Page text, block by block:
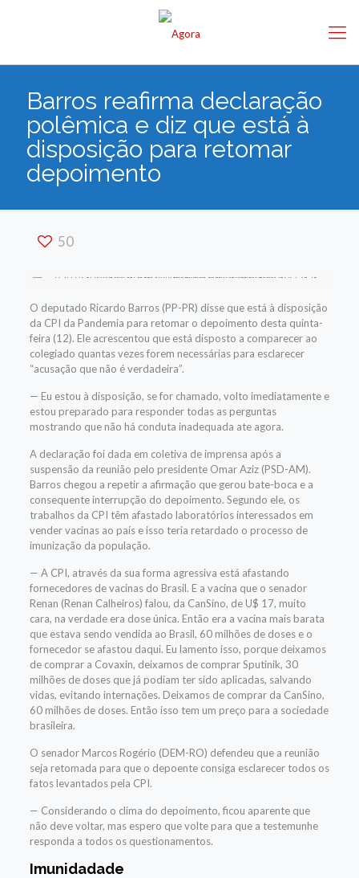
Barros reafirma declaração
polêmica e diz que está à
disposição para retomar
depoimento
50
O deputado Ricardo Barros (PP-PR) disse que está à disposição
da CPI da Pandemia para retomar o depoimento desta quinta-
feira (12). Ele acrescentou que está disposto a comparecer ao
colegiado quantas vezes forem necessárias para esclarecer
“acusação que não é verdadeira”.
— Eu estou à disposição, se for chamado, volto imediatamente e
estou preparado para responder todas as perguntas
mostrando que não há conduta inadequada ate agora.
A declaração foi dada em coletiva de imprensa após a
suspensão da reunião pelo presidente Omar Aziz (PSD-AM).
Barros chegou a repetir a afirmação que gerou bate-boca e a
consequente interrupção do depoimento. Segundo ele, os
trabalhos da CPI têm afastado laboratórios interessados em
vender vacinas ao país e isso teria retardado o processo de
imunização da população.
— A CPI, através da sua forma agressiva está afastando
fornecedores de vacinas do Brasil. E a vacina que o senador
Renan (Renan Calheiros) falou, da CanSino, de U$ 17, muito
cara, na verdade era dose única. Então era a vacina mais barata
que estava sendo vendida ao Brasil, 60 milhões de doses e o
fornecedor se afastou daqui. Eu lamento isso, porque deixamos
de comprar a Covaxin, deixamos de comprar Sputinik, 30
milhões de doses que já podiam ter sido aplicadas, salvando
vidas, evitando internações. Deixamos de comprar da CanSino,
60 milhões de doses. Então isso tem um preço para a sociedade
brasileira.
O senador Marcos Rogério (DEM-RO) defendeu que a reunião
seja retomada para que o depoente consiga esclarecer todos os
fatos levantados pela CPI.
— Considerando o clima do depoimento, ficou aparente que
não deve voltar, mas espero que volte para que a testemunhe
responda a todos os questionamentos.
Imunidadade